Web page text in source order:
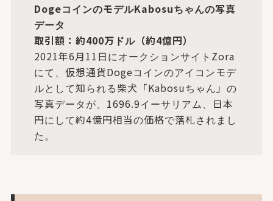
DogeコインのモデルKabosuちゃんの写真
データ
取引額：約400万ドル（約4億円）
2021年6月11日にオークションサイトZora
にて、仮想通貨Dogeコインのアイコンモデ
ルとして知られる柴犬「Kabosuちゃん」の
写真データが、1696.9イーサリアム、日本
円にして約4億円相当の価格で落札されまし
た。